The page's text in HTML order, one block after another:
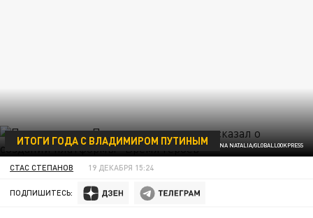
SHATOKHINA NATALIA/GLOBALLOOKPRESS
ИТОГИ ГОДА С ВЛАДИМИРОМ ПУТИНЫМ
СТАС СТЕПАНОВ 19 ДЕКАБРЯ 15:24
ПОДПИШИТЕСЬ: